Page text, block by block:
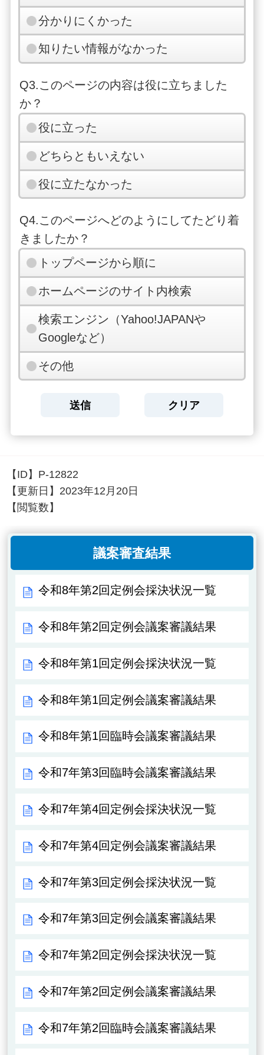
分かりにくかった
知りたい情報がなかった
Q3.このページの内容は役に立ちました
か？
役に立った
どちらともいえない
役に立たなかった
Q4.このページへどのようにしてたどり着
きましたか？
トップページから順に
ホームページのサイト内検索
検索エンジン（Yahoo!JAPANや
Googleなど）
その他
【ID】 P-12822
【更新日】 2023年12月20日
【閲覧数】
議案審査結果
令和8年第2回定例会採決状況一覧
令和8年第2回定例会議案審議結果
令和8年第1回定例会採決状況一覧
令和8年第1回定例会議案審議結果
令和8年第1回臨時会議案審議結果
令和7年第3回臨時会議案審議結果
令和7年第4回定例会採決状況一覧
令和7年第4回定例会議案審議結果
令和7年第3回定例会採決状況一覧
令和7年第3回定例会議案審議結果
令和7年第2回定例会採決状況一覧
令和7年第2回定例会議案審議結果
令和7年第2回臨時会議案審議結果